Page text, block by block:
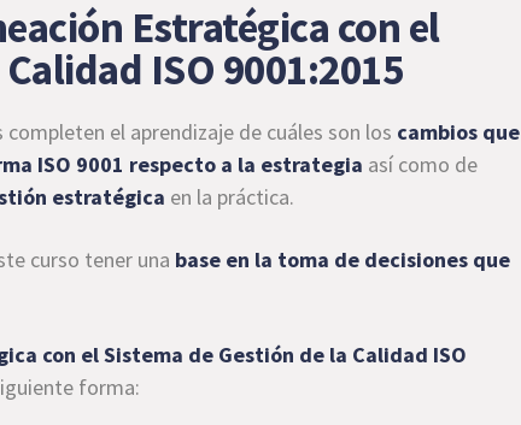
Estratégica con el
ISO 9001:2015
el aprendizaje de cuáles son los cambios que
ISO 9001 respecto a la estrategia así como de
estratégica en la práctica.
curso tener una base en la toma de decisiones que
con el Sistema de Gestión de la Calidad ISO
forma: